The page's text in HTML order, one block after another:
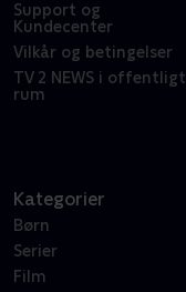
Support og
Kundecenter
Vilkår og betingelser
TV 2 NEWS i offentligt
rum
Kategorier
Børn
Serier
Film